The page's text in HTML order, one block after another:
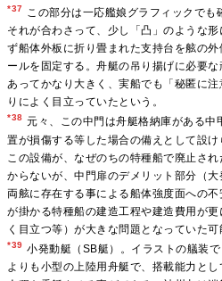
*37
この部分は一応艦娘グラフィックで
それが合わさって、少し「凸」のような
ず船体外板に折り畳まれた支持台を舷の
ールを固定する。舟艇の吊り揚げに必要
あってかなり大きく、実船でも「秘匿に
りによく目立っていたという。
*38 元々、この中門は舟艇格納庫がある中
置が損傷する等した場合の備えとして設
この設備が、なぜのちの特種船で廃止さ
からないが、中門扉のデメリット部分（
両舷に存在する事による船体強度面への
が掛かる特種船の建造工程や建造費用が
く目立つ等）が大きな問題となっていた可
*39 小発動艇（SB艇）。イラストの艤装
よりも小型の上陸用舟艇で、搭載能力と